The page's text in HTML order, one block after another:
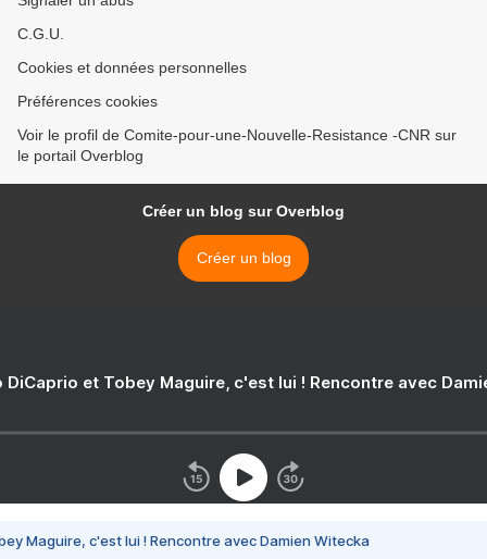
C.G.U.
Cookies et données personnelles
Préférences cookies
Voir le profil de Comite-pour-une-Nouvelle-Resistance -CNR sur
le portail Overblog
Créer un blog sur Overblog
Créer un blog
DiCaprio et Tobey Maguire, c'est lui ! Rencontre avec
Maguire, c'est lui ! Rencontre avec Damien Witecka